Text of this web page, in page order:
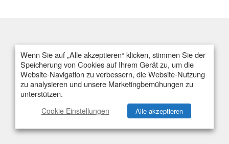
Flexibilität Einzelstrom Multistrom Kapazität & Behälter Preis & Angebot
Wenn Sie auf „Alle akzeptieren“ klicken, stimmen Sie der
Speicherung von Cookies auf Ihrem Gerät zu, um die
Website-Navigation zu verbessern, die Website-Nutzung
zu analysieren und unsere Marketingbemühungen zu
unterstützen.
Cookie Einstellungen Alle akzeptieren